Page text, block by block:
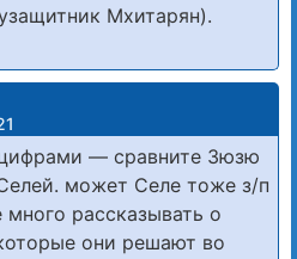
Мхитарян).
цифрами — сравните Зюзю
может Селе тоже з/п
рассказывать о
они решают во